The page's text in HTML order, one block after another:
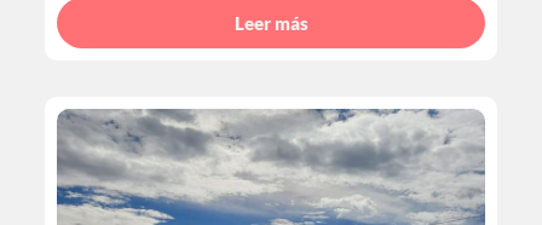
Leer más